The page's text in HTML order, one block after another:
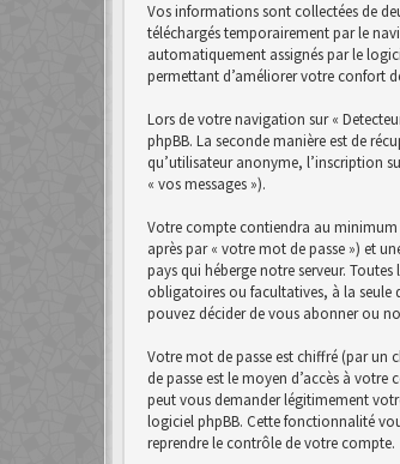
Vos informations sont collectées de
téléchargés temporairement par le
automatiquement assignés par le
permettant d’améliorer votre confort
Lors de votre navigation sur «
phpBB. La seconde manière est de
qu’utilisateur anonyme, l’inscription
« vos messages »).
Votre compte contiendra au minimum
après par « votre mot de passe ») et
pays qui héberge notre serveur.
obligatoires ou facultatives, à la seule
pouvez décider de vous abonner ou
Votre mot de passe est chiffré (par un
de passe est le moyen d’accès à
peut vous demander légitimement
logiciel phpBB. Cette fonctionnalité
reprendre le contrôle de votre compte.